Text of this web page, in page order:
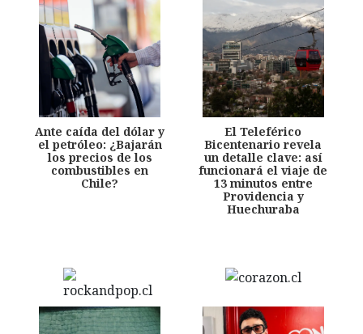
Ante caída del dólar y
el petróleo: ¿Bajarán
los precios de los
combustibles en
Chile?
El Teleférico
Bicentenario revela
un detalle clave: así
funcionará el viaje de
13 minutos entre
Providencia y
Huechuraba